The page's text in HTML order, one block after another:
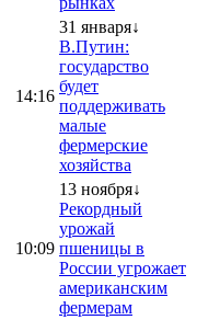
14:16
31 января↓
В.Путин:
государство
будет
поддерживать
малые
фермерские
хозяйства
10:09
13 ноября↓
Рекордный
урожай
пшеницы в
России угрожает
американским
фермерам